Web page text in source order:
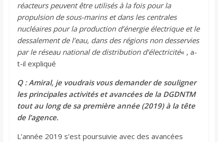
réacteurs peuvent être utilisés à la fois pour la
propulsion de sous-marins et dans les centrales
nucléaires pour la production d’énergie électrique et le
dessalement de l’eau, dans des régions non desservies
par le réseau national de distribution d’électricité« , a-
t-il expliqué
Q : Amiral, je voudrais vous demander de souligner
les principales activités et avancées de la DGDNTM
tout au long de sa première année (2019) à la tête
de l’agence.
L’année 2019 s’est poursuivie avec des avancées